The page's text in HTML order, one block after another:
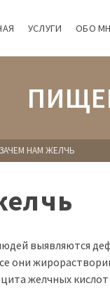
УСЛУГИ ОБО
ЗАЧЕМ НАМ ЖЕЛЧЬ
выявляются
они
желчных кислот